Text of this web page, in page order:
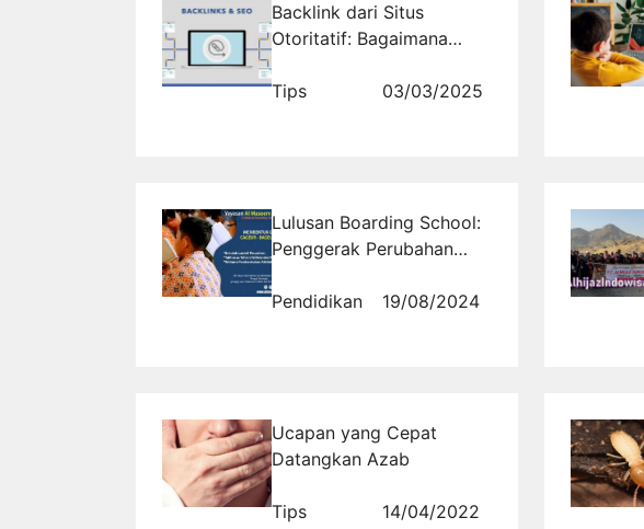
Backlink dari Situs
Otoritatif: Bagaimana
Tips
03/03/2025
Lulusan Boarding School:
Penggerak Perubahan
Pendidikan
19/08/2024
Ucapan yang Cepat
Datangkan Azab
Tips 14/04/2022